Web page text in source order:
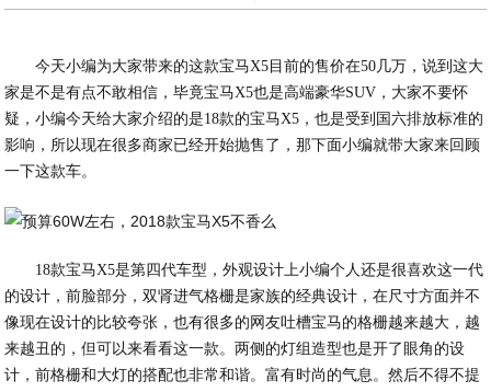
今天小编为大家带来的这款宝马X5目前的售价在50几万，说到这大
家是不是有点不敢相信，毕竟宝马X5也是高端豪华SUV，大家不要怀
疑，小编今天给大家介绍的是18款的宝马X5，也是受到国六排放标准的
影响，所以现在很多商家已经开始抛售了，那下面小编就带大家来回顾
一下这款车。
18款宝马X5是第四代车型，外观设计上小编个人还是很喜欢这一代
的设计，前脸部分，双肾进气格栅是家族的经典设计，在尺寸方面并不
像现在设计的比较夸张，也有很多的网友吐槽宝马的格栅越来越大，越
来越丑的，但可以来看看这一款。两侧的灯组造型也是开了眼角的设
计，前格栅和大灯的搭配也非常和谐。富有时尚的气息。然后不得不提